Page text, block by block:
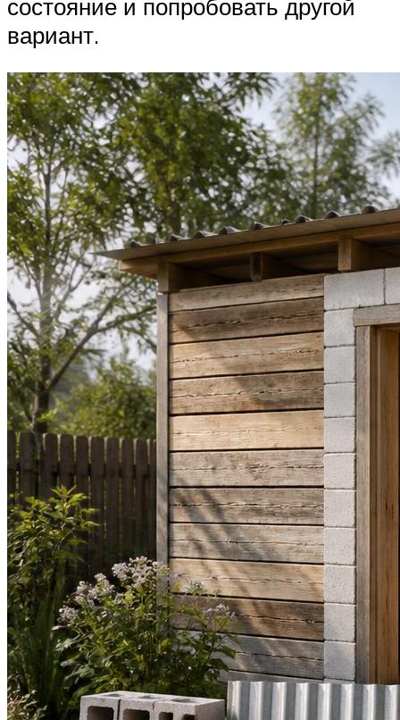
состояние и попробовать другой
вариант.